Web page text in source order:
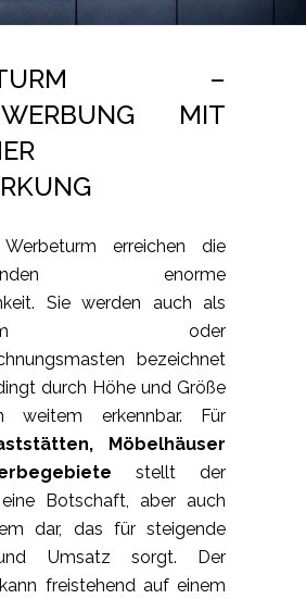
–
MIT E
F
erreichen die
enorme
Sie werden auch als
oder
bezeichnet
durch Höhe und Größe
weitem erkennbar. Für
Möbelhäuser
stellt der
Botschaft, aber auch
dar, das für steigende
Umsatz sorgt. Der
freistehend auf einem